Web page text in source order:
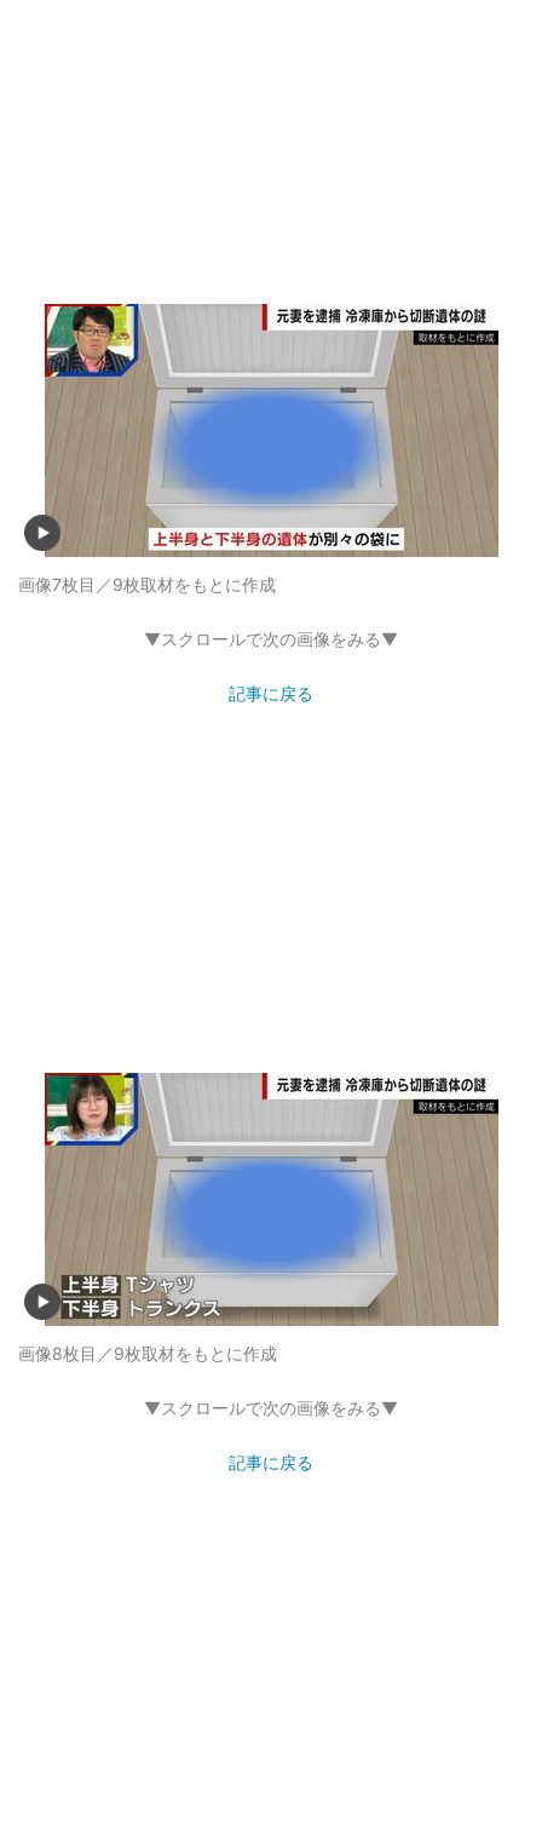
画像7枚目／9枚取材をもとに作成
▼スクロールで次の画像をみる▼
記事に戻る
画像8枚目／9枚取材をもとに作成
▼スクロールで次の画像をみる▼
記事に戻る